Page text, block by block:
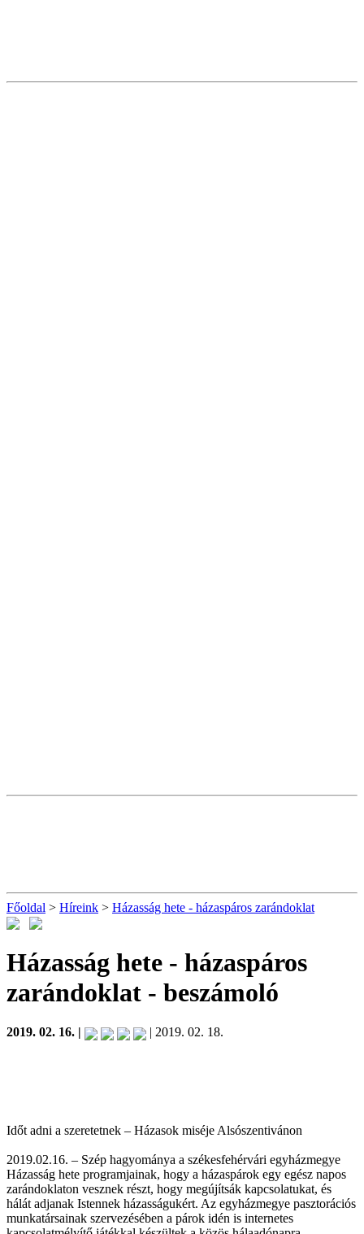
Főoldal > Híreink > Házasság hete - házaspáros zarándoklat
Házasság hete - házaspáros
zarándoklat - beszámoló
2019. 02. 16. | | 2019. 02. 18.
Időt adni a szeretetnek – Házasok miséje Alsószentivánon
2019.02.16. – Szép hagyománya a székesfehérvári egyházmegye
Házasság hete programjainak, hogy a házaspárok egy egész napos
zarándoklaton vesznek részt, hogy megújítsák kapcsolatukat, és
hálát adjanak Istennek házasságukért. Az egyházmegye pasztorációs
munkatársainak szervezésében a párok idén is internetes